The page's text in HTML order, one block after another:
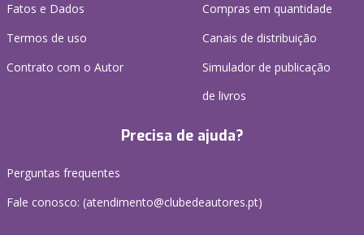
Fatos e Dados
Termos de uso
Contrato com o Autor
Compras em quantidade
Canais de distribuição
Simulador de publicação
de livros
Precisa de ajuda?
Perguntas frequentes
Fale conosco: (atendimento@clubedeautores.pt)